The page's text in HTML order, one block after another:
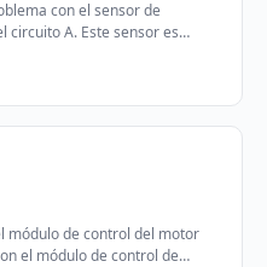
con el sensor de
circuito A. Este sensor es
módulo de control del motor
el módulo de control de